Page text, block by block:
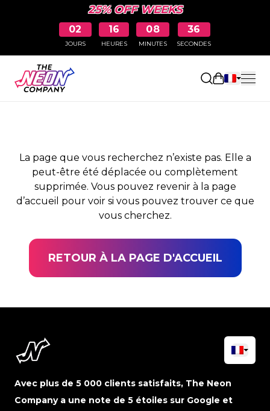
25% OFF WEEKS
02
JOURS
16
HEURES
08
MINUTES
36
SECONDES
Ouvrir le
PAGE NON TROUVÉE
La page que vous recherchez n’existe pas. Elle a
peut-être été déplacée ou complètement
supprimée. Vous pouvez revenir à la page
d’accueil pour voir si vous pouvez trouver ce que
vous cherchez.
RETOUR À LA PAGE D'ACCUEIL
Avec plus de 5 000 clients satisfaits, The Neon
Company a une note de 5 étoiles sur Google et